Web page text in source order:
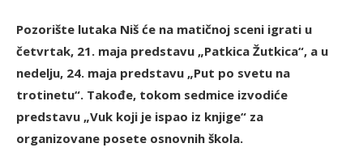
Pozorište lutaka Niš će na matičnoj sceni igrati u
četvrtak, 21. maja predstavu „Patkica Žutkica“, a u
nedelju, 24. maja predstavu „Put po svetu na
trotinetu“. Takođe, tokom sedmice izvodiće
predstavu „Vuk koji je ispao iz knjige“ za
organizovane posete osnovnih škola.